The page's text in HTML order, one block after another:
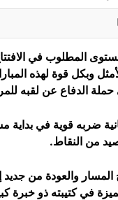
المطلوب في
وبكل قوة لهذه
ضربه قوية في بداية
من النقاط.
المسار والعودة من
في كتيبته ذو خبرة